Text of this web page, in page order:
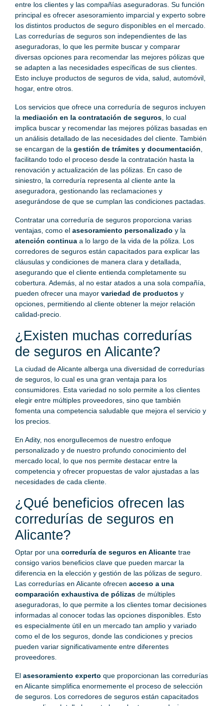
entre los clientes y las compañías aseguradoras. Su función
principal es ofrecer asesoramiento imparcial y experto sobre
los distintos productos de seguro disponibles en el mercado.
Las corredurías de seguros son independientes de las
aseguradoras, lo que les permite buscar y comparar
diversas opciones para recomendar las mejores pólizas que
se adapten a las necesidades específicas de sus clientes.
Esto incluye productos de seguros de vida, salud, automóvil,
hogar, entre otros.
Los servicios que ofrece una correduría de seguros incluyen
la mediación en la contratación de seguros , lo cual
implica buscar y recomendar las mejores pólizas basadas en
un análisis detallado de las necesidades del cliente. También
se encargan de la gestión de trámites y documentación
facilitando todo el proceso desde la contratación hasta la
renovación y actualización de las pólizas. En caso de
siniestro, la correduría representa al cliente ante la
aseguradora, gestionando las reclamaciones y
asegurándose de que se cumplan las condiciones pactadas.
Contratar una correduría de seguros proporciona varias
ventajas, como el asesoramiento personalizado y la
atención continua a lo largo de la vida de la póliza. Los
corredores de seguros están capacitados para explicar las
cláusulas y condiciones de manera clara y detallada,
asegurando que el cliente entienda completamente su
cobertura. Además, al no estar atados a una sola compañía,
pueden ofrecer una mayor variedad de productos y
opciones, permitiendo al cliente obtener la mejor relación
calidad-precio.
¿Existen muchas corredurías
de seguros en Alicante?
La ciudad de Alicante alberga una diversidad de corredurías
de seguros, lo cual es una gran ventaja para los
consumidores. Esta variedad no solo permite a los clientes
elegir entre múltiples proveedores, sino que también
fomenta una competencia saludable que mejora el servicio y
los precios.
En Adity, nos enorgullecemos de nuestro enfoque
personalizado y de nuestro profundo conocimiento del
mercado local, lo que nos permite destacar entre la
competencia y ofrecer propuestas de valor ajustadas a las
necesidades de cada cliente.
¿Qué beneficios ofrecen las
corredurías de seguros en
Alicante?
Optar por una correduría de seguros en Alicante trae
consigo varios beneficios clave que pueden marcar la
diferencia en la elección y gestión de las pólizas de seguro.
Las corredurías en Alicante ofrecen acceso a una
comparación exhaustiva de pólizas de múltiples
aseguradoras, lo que permite a los clientes tomar decisiones
informadas al conocer todas las opciones disponibles. Esto
es especialmente útil en un mercado tan amplio y variado
como el de los seguros, donde las condiciones y precios
pueden variar significativamente entre diferentes
proveedores.
El asesoramiento experto que proporcionan las corredurías
en Alicante simplifica enormemente el proceso de selección
de seguros. Los corredores de seguros están capacitados